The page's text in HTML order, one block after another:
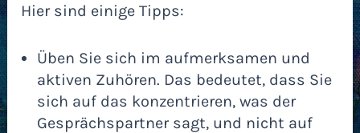
Hier sind einige Tipps:
Üben Sie sich im aufmerksamen und
aktiven Zuhören. Das bedeutet, dass Sie
sich auf das konzentrieren, was der
Gesprächspartner sagt, und nicht auf